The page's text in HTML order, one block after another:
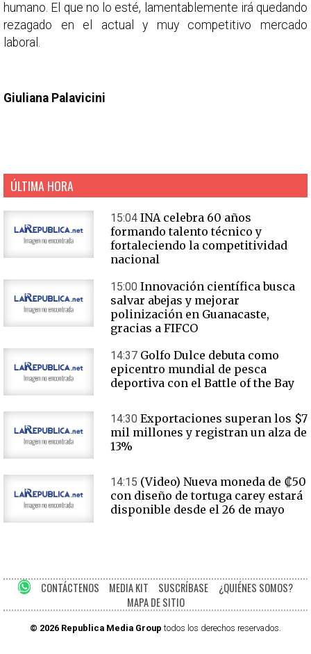
humano. El que no lo esté, lamentablemente irá quedando
rezagado en el actual y muy competitivo mercado
laboral.
Giuliana Palavicini
ÚLTIMA HORA
15:04 INA celebra 60 años
formando talento técnico y
fortaleciendo la competitividad
nacional
15:00 Innovación científica busca
salvar abejas y mejorar
polinización en Guanacaste,
gracias a FIFCO
14:37 Golfo Dulce debuta como
epicentro mundial de pesca
deportiva con el Battle of the Bay
14:30 Exportaciones superan los $7
mil millones y registran un alza de
13%
14:15 (Video) Nueva moneda de ₡50
con diseño de tortuga carey estará
disponible desde el 26 de mayo
CONTÁCTENOS MEDIA KIT SUSCRÍBASE
¿QUIÉNES SOMOS?
MAPA DE SITIO
© 2026 Republica Media Group todos los derechos reservados.